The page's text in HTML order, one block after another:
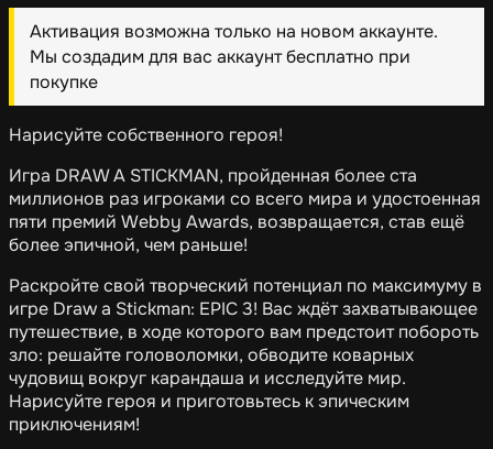
Активация возможна только на новом аккаунте.
Мы создадим для вас аккаунт бесплатно при
покупке
Нарисуйте собственного героя!
Игра DRAW A STICKMAN, пройденная более ста
миллионов раз игроками со всего мира и удостоенная
пяти премий Webby Awards, возвращается, став ещё
более эпичной, чем раньше!
Раскройте свой творческий потенциал по максимуму в
игре Draw a Stickman: EPIC 3! Вас ждёт захватывающее
путешествие, в ходе которого вам предстоит побороть
зло: решайте головоломки, обводите коварных
чудовищ вокруг карандаша и исследуйте мир.
Нарисуйте героя и приготовьтесь к эпическим
приключениям!